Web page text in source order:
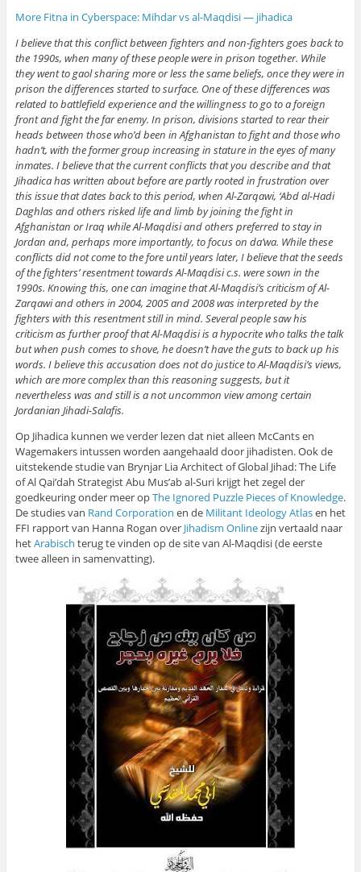
More Fitna in Cyberspace: Mihdar vs al-Maqdisi — jihadica
I believe that this conflict between fighters and non-fighters goes back to
the 1990s, when many of these people were in prison together. While
they went to gaol sharing more or less the same beliefs, once they were in
prison the differences started to surface. One of these differences was
related to battlefield experience and the willingness to go to a foreign
front and fight the far enemy. In prison, divisions started to rear their
heads between those who’d been in Afghanistan to fight and those who
hadn’t, with the former group increasing in stature in the eyes of many
inmates. I believe that the current conflicts that you describe and that
Jihadica has written about before are partly rooted in frustration over
this issue that dates back to this period, when Al-Zarqawi, ‘Abd al-Hadi
Daghlas and others risked life and limb by joining the fight in
Afghanistan or Iraq while Al-Maqdisi and others preferred to stay in
Jordan and, perhaps more importantly, to focus on da’wa. While these
conflicts did not come to the fore until years later, I believe that the seeds
of the fighters’ resentment towards Al-Maqdisi c.s. were sown in the
1990s. Knowing this, one can imagine that Al-Maqdisi’s criticism of Al-
Zarqawi and others in 2004, 2005 and 2008 was interpreted by the
fighters with this resentment still in mind. Several people saw his
criticism as further proof that Al-Maqdisi is a hypocrite who talks the talk
but when push comes to shove, he doesn’t have the guts to back up his
words. I believe this accusation does not do justice to Al-Maqdisi’s views,
which are more complex than this reasoning suggests, but it
nevertheless was and still is a not uncommon view among certain
Jordanian Jihadi-Salafis.
Op Jihadica kunnen we verder lezen dat niet alleen McCants en
Wagemakers intussen worden aangehaald door jihadisten. Ook de
uitstekende studie van Brynjar Lia Architect of Global Jihad: The Life
of Al Qai’dah Strategist Abu Mus’ab al-Suri krijgt het zegel der
goedkeuring onder meer opThe Ignored Puzzle Pieces of Knowledge.
De studies van Rand Corporation en de Militant Ideology Atlasen het
FFI rapport van Hanna Rogan over Jihadism Onlinezijn vertaald naar
hetArabisch terug te vinden op de site van Al-Maqdisi (de eerste
twee alleen in samenvatting).